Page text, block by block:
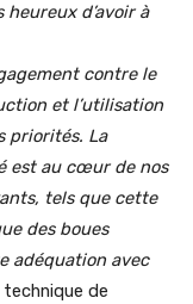
heureux d’avoir à
contre le
et l’utilisation
priorités. La
est au cœur de nos
tels que cette
des boues
adéquation avec
de